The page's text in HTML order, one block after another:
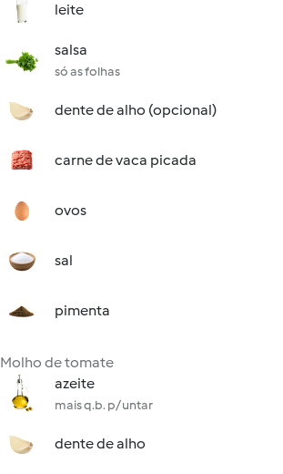
leite
salsa
só as folhas
dente de alho (opcional)
carne de vaca picada
ovos
sal
pimenta
Molho de tomate
azeite
mais q.b. p/ untar
dente de alho